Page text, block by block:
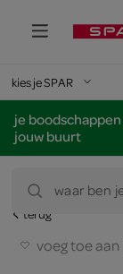
kies je SPAR
je
jouw buurt
waar ben
terug
voeg toe